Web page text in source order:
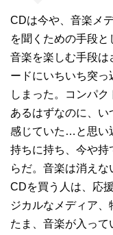
CDは今や、音楽メ
を聞くための手段と
音楽を楽しむ手段は
ードにいちいち突っ
しまった。コンパ
あるはずなのに、い
感じていた…と思い
持ちに持ち、今や持
らだ。音楽は消えな
CDを買う人は、応
ジカルなメディア、
たま、音楽が入っ